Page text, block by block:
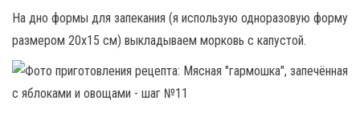
На дно формы для запекания (я использую одноразовую форму
размером 20х15 см) выкладываем морковь с капустой.